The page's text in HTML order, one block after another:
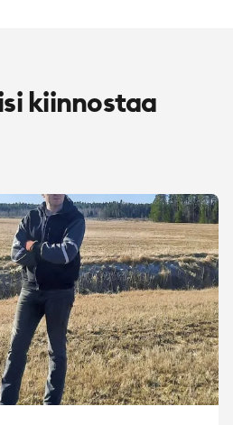
kiinnostaa